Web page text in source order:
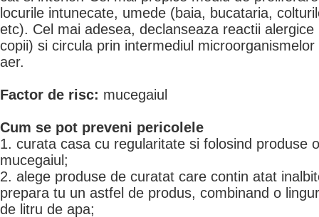
locurile intunecate, umede (baia, bucataria,
etc). Cel mai adesea, declanseaza reactii
copii) si circula prin intermediul
aer.
Factor de risc: mucegaiul
Cum se pot preveni pericolele
1. curata casa cu regularitate si folosind produse
mucegaiul;
2. alege produse de curatat care contin atat
prepara tu un astfel de produs, combinand o
de litru de apa;